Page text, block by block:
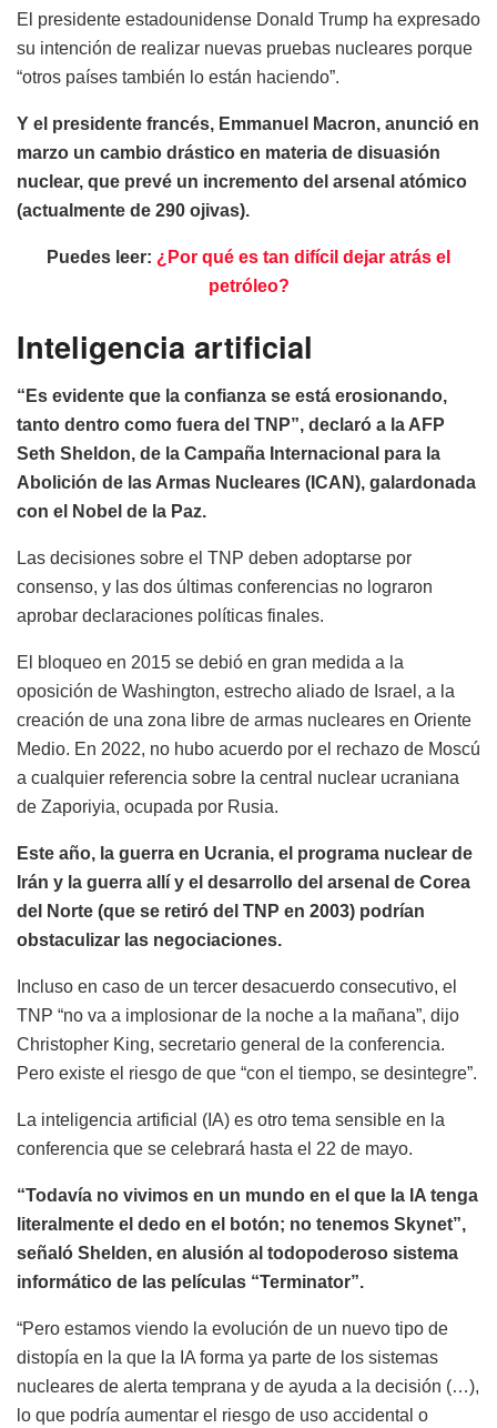
El presidente estadounidense Donald Trump ha expresado
su intención de realizar nuevas pruebas nucleares porque
“otros países también lo están haciendo”.
Y el presidente francés, Emmanuel Macron, anunció en
marzo un cambio drástico en materia de disuasión
nuclear, que prevé un incremento del arsenal atómico
(actualmente de 290 ojivas).
Puedes leer: ¿Por qué es tan difícil dejar atrás el
petróleo?
Inteligencia artificial
“Es evidente que la confianza se está erosionando,
tanto dentro como fuera del TNP”, declaró a la AFP
Seth Sheldon, de la Campaña Internacional para la
Abolición de las Armas Nucleares (ICAN), galardonada
con el Nobel de la Paz.
Las decisiones sobre el TNP deben adoptarse por
consenso, y las dos últimas conferencias no lograron
aprobar declaraciones políticas finales.
El bloqueo en 2015 se debió en gran medida a la
oposición de Washington, estrecho aliado de Israel, a la
creación de una zona libre de armas nucleares en Oriente
Medio. En 2022, no hubo acuerdo por el rechazo de Moscú
a cualquier referencia sobre la central nuclear ucraniana
de Zaporiyia, ocupada por Rusia.
Este año, la guerra en Ucrania, el programa nuclear de
Irán y la guerra allí y el desarrollo del arsenal de Corea
del Norte (que se retiró del TNP en 2003) podrían
obstaculizar las negociaciones.
Incluso en caso de un tercer desacuerdo consecutivo, el
TNP “no va a implosionar de la noche a la mañana”, dijo
Christopher King, secretario general de la conferencia.
Pero existe el riesgo de que “con el tiempo, se desintegre”.
La inteligencia artificial (IA) es otro tema sensible en la
conferencia que se celebrará hasta el 22 de mayo.
“Todavía no vivimos en un mundo en el que la IA tenga
literalmente el dedo en el botón; no tenemos Skynet”,
señaló Shelden, en alusión al todopoderoso sistema
informático de las películas “Terminator”.
“Pero estamos viendo la evolución de un nuevo tipo de
distopía en la que la IA forma ya parte de los sistemas
nucleares de alerta temprana y de ayuda a la decisión (…),
lo que podría aumentar el riesgo de uso accidental o